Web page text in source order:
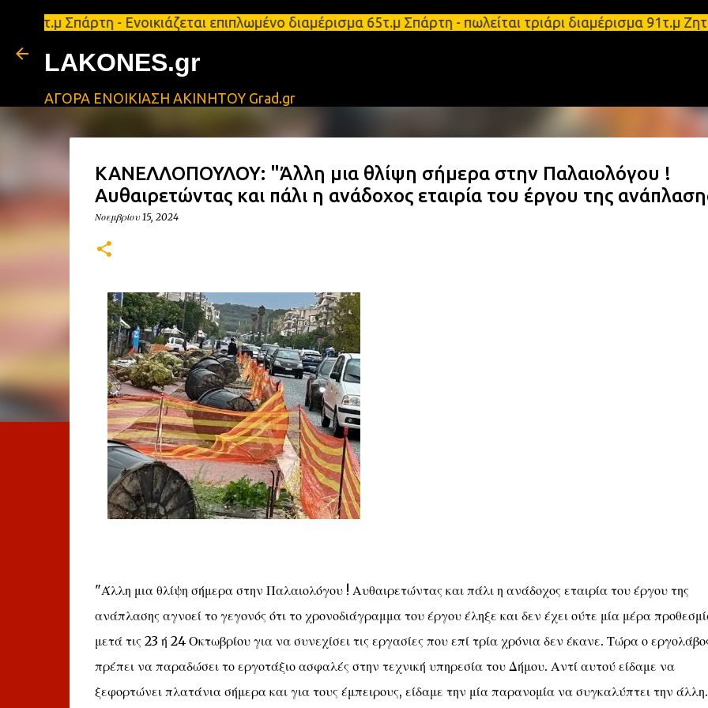
Μετάβαση στο κύριο περιεχόμενο
Σπάρτη - Ενοικιάζεται επιπλωμένο διαμέρισμα 65τ.μ Σπάρτη - πωλείται τριάρι
LAKONES.gr
ΑΓΟΡΑ ΕΝΟΙΚΙΑΣΗ ΑΚΙΝΗΤΟΥ Grad.gr
ΚΑΝΕΛΛΟΠΟΥΛΟΥ: "Άλλη μια θλίψη σήμερα στην Παλαιολόγου !
Αυθαιρετώντας και πάλι η ανάδοχος εταιρία του έργου της
Νοεμβρίου 15, 2024
"Άλλη μια θλίψη σήμερα στην Παλαιολόγου ! Αυθαιρετώντας και πάλι η ανάδοχος εταιρία του έργου της
ανάπλασης αγνοεί το γεγονός ότι το χρονοδιάγραμμα του έργου έληξε και δεν έχει ούτε μία μέρα
μετά τις 23 ή 24 Οκτωβρίου για να συνεχίσει τις εργασίες που επί τρία χρόνια δεν έκανε. Τώρα ο
πρέπει να παραδώσει το εργοτάξιο ασφαλές στην τεχνική υπηρεσία του Δήμου. Αντί αυτού είδαμε να
ξεφορτώνει πλατάνια σήμερα και για τους έμπειρους, είδαμε την μία παρανομία να συγκαλύπτει την άλλη.